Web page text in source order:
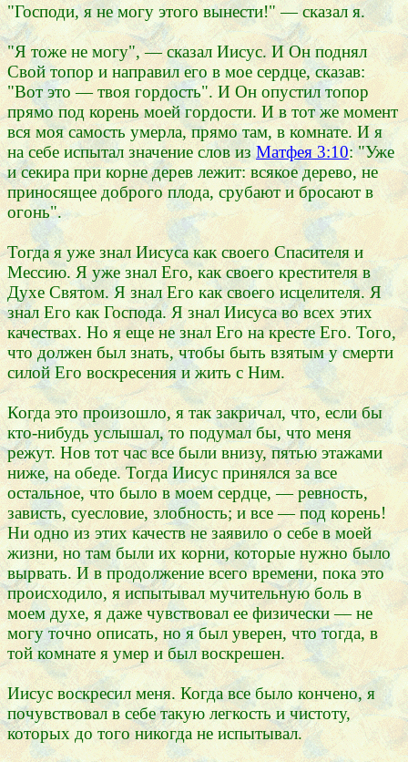
"Господи, я не могу этого вынести!" — сказал я.
"Я тоже не могу", — сказал Иисус. И Он поднял
Свой топор и направил его в мое сердце, сказав:
"Вот это — твоя гордость". И Он опустил топор
прямо под корень моей гордости. И в тот же момент
вся моя самость умерла, прямо там, в комнате. И я
на себе испытал значение слов изМатфея 3:10: "Уже
и секира при корне дерев лежит: всякое дерево, не
приносящее доброго плода, срубают и бросают в
огонь".
Тогда я уже знал Иисуса как своего Спасителя и
Мессию. Я уже знал Его, как своего крестителя в
Духе Святом. Я знал Его как своего исцелителя. Я
знал Его как Господа. Я знал Иисуса во всех этих
качествах. Но я еще не знал Его на кресте Его. Того,
что должен был знать, чтобы быть взятым у смерти
силой Его воскресения и жить с Ним.
Когда это произошло, я так закричал, что, если бы
кто-нибудь услышал, то подумал бы, что меня
режут. Нов тот час все были внизу, пятью этажами
ниже, на обеде. Тогда Иисус принялся за все
остальное, что было в моем сердце, — ревность,
зависть, суесловие, злобность; и все — под корень!
Ни одно из этих качеств не заявило о себе в моей
жизни, но там были их корни, которые нужно было
вырвать. И в продолжение всего времени, пока это
происходило, я испытывал мучительную боль в
моем духе, я даже чувствовал ее физически — не
могу точно описать, но я был уверен, что тогда, в
той комнате я умер и был воскрешен.
Иисус воскресил меня. Когда все было кончено, я
почувствовал в себе такую легкость и чистоту,
которых до того никогда не испытывал.